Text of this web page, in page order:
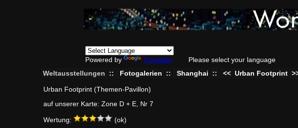
Powered by Translate Please select your language
Weltausstellungen :: Fotogalerien :: Shanghai :: << Urban Footprint
Urban Footprint (Themen-Pavillon)
auf unserer Karte: Zone D + E, Nr 7
Wertung:
(ok)